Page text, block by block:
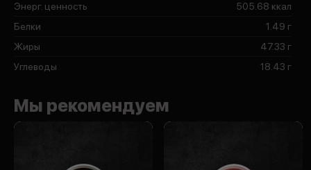
Энерг. ценность
505.68 ккал
Белки
1.49 г
Жиры
47.33 г
Углеводы
18.43 г
Мы рекомендуем